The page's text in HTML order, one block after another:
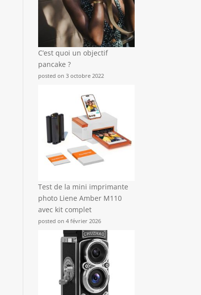
C’est quoi un objectif
pancake ?
posted on 3 octobre 2022
Test de la mini imprimante
photo Liene Amber M110
avec kit complet
posted on 4 février 2026